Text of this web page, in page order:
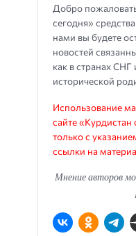
Добро
сегодня»
нами вы будете
новостей
как в странах
исторической
Использование
сайте «Курдистан
только с
ссылки на
Мнение авторов